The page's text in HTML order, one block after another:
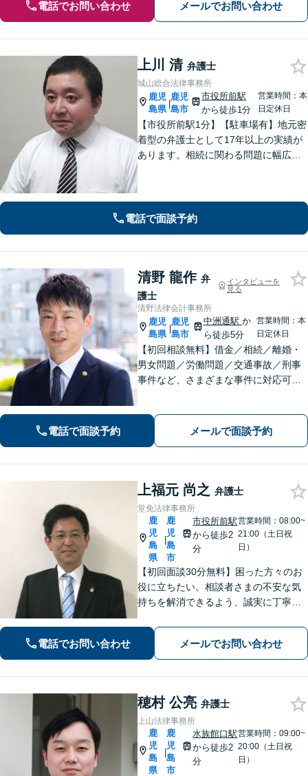
電話でお問い合わせ メールでお問い合わせ
上川 清 弁護士
城山総合法律事務所
鹿児
島県
|
鹿児
島市
市役所前駅
から徒歩1分
営業時間：本
日定休日
【市役所前駅1分】【駐車場有】地元密
着型の弁護士として17年以上の実績が
あります。相続に関わる問題に幅広く
の督促をストップ。状況を丁寧にヒア
リングした適切な解決策をご提案。
電話で面談予約
清野 龍作 弁
護士
インタビューを
見る
清野法律会計事務所
鹿児
島県
|
鹿児
島市
中洲通駅 か
ら徒歩5分
営業時間：本
日定休日
【初回相談無料】借金／相続／離婚・
男女問題／労働問題／交通事故／刑事
事件など、さまざまな事件に対応可能
談される方も、お気軽にご相談くださ
い。
電話で面談予約 メールで面談予約
上福元 尚之 弁護士
堂免法律事務所
鹿
児
島
県
|
鹿
児
島
市
市役所前駅
から徒歩2
分
営業時間：08:00~
21:00（土日祝
日）
【初回面談30分無料】困った方々のお
役に立ちたい。相談者さまの不安な気
持ちを解消できるよう、誠実に丁寧に
ております【市役所前2分】【休日・夜
間面談OKも可能】
電話でお問い合わせ メールでお問い合わせ
穂村 公亮 弁護士
上山法律事務所
鹿
児
島
県
|
鹿
児
島
市
水族館口駅
から徒歩2
分
営業時間：09:00~
20:00（土日祝
日）